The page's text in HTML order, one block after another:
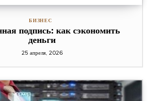
БИЗНЕС
подпись: как сэкономить
деньги
25 апреля, 2026